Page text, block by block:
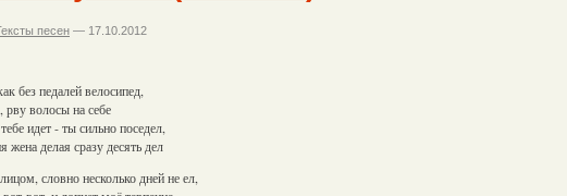
песен — 17.10.2012
без педалей велосипед,
рву волосы на себе
идет - ты сильно поседел,
жена делая сразу десять дел
словно несколько дней не ел,